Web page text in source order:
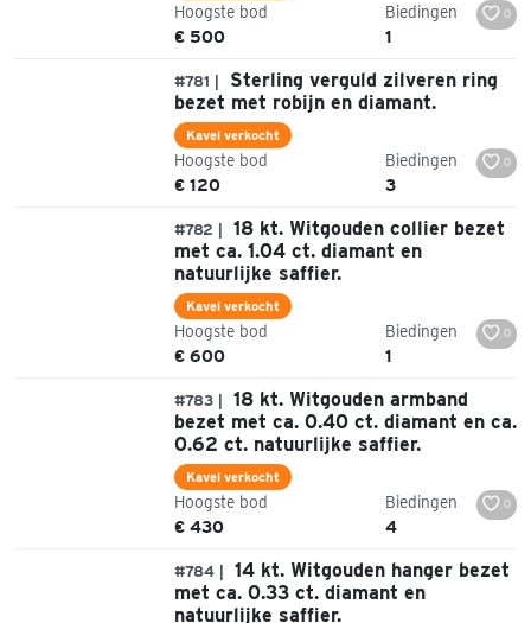
Hoogste bod
€ 500
Biedingen
1
0
#781 |
Sterling verguld zilveren ring
bezet met robijn en diamant.
Kavel verkocht
Hoogste bod
€ 120
Biedingen
3
0
#782 |
18 kt. Witgouden collier bezet
met ca. 1.04 ct. diamant en
natuurlijke saffier.
Kavel verkocht
Hoogste bod
€ 600
Biedingen
1
0
#783 |
18 kt. Witgouden armband
bezet met ca. 0.40 ct. diamant en ca.
0.62 ct. natuurlijke saffier.
Kavel verkocht
Hoogste bod
€ 430
Biedingen
4
0
#784 |
14 kt. Witgouden hanger bezet
met ca. 0.33 ct. diamant en
natuurlijke saffier.